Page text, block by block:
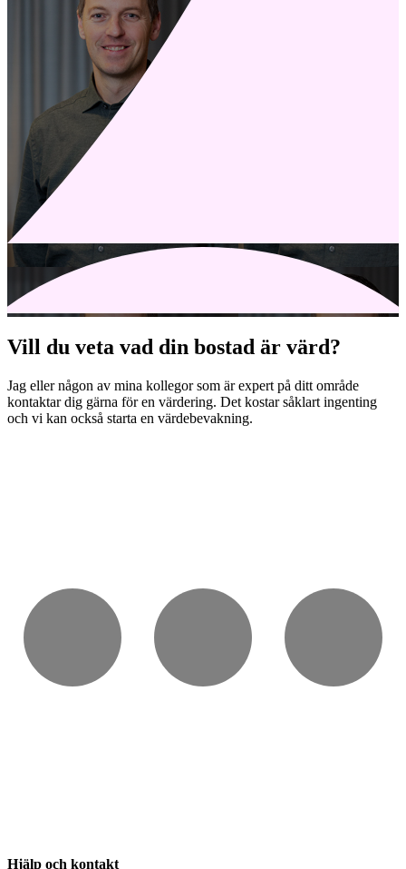
Vill du veta vad din bostad är värd?
Jag eller någon av mina kollegor som är expert på ditt område
kontaktar dig gärna för en värdering. Det kostar såklart ingenting
och vi kan också starta en värdebevakning.
Hjälp och kontakt